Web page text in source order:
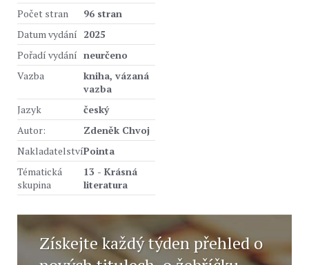
Počet stran
96 stran
Datum vydání 2025
Pořadí vydání neurčeno
Vazba
kniha, vázaná
vazba
Jazyk
český
Autor:
Zdeněk Chvoj
NakladatelstvíPointa
Tématická
skupina
13 - Krásná
literatura
Získejte každý týden přehled o